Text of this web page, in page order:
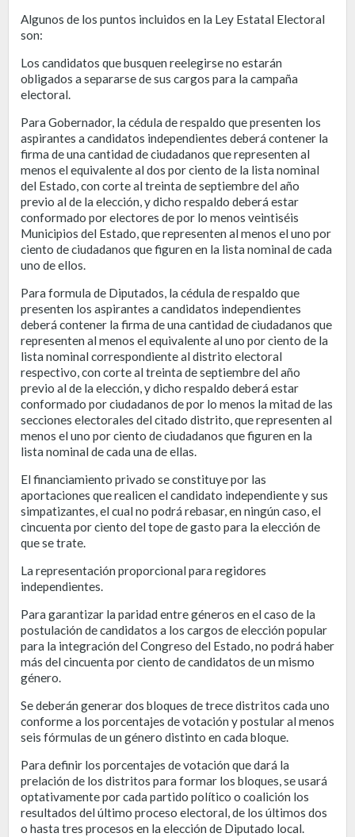
Algunos de los puntos incluidos en la Ley Estatal Electoral
son:
Los candidatos que busquen reelegirse no estarán
obligados a separarse de sus cargos para la campaña
electoral.
Para Gobernador, la cédula de respaldo que presenten los
aspirantes a candidatos independientes deberá contener la
firma de una cantidad de ciudadanos que representen al
menos el equivalente al dos por ciento de la lista nominal
del Estado, con corte al treinta de septiembre del año
previo al de la elección, y dicho respaldo deberá estar
conformado por electores de por lo menos veintiséis
Municipios del Estado, que representen al menos el uno por
ciento de ciudadanos que figuren en la lista nominal de cada
uno de ellos.
Para formula de Diputados, la cédula de respaldo que
presenten los aspirantes a candidatos independientes
deberá contener la firma de una cantidad de ciudadanos que
representen al menos el equivalente al uno por ciento de la
lista nominal correspondiente al distrito electoral
respectivo, con corte al treinta de septiembre del año
previo al de la elección, y dicho respaldo deberá estar
conformado por ciudadanos de por lo menos la mitad de las
secciones electorales del citado distrito, que representen al
menos el uno por ciento de ciudadanos que figuren en la
lista nominal de cada una de ellas.
El financiamiento privado se constituye por las
aportaciones que realicen el candidato independiente y sus
simpatizantes, el cual no podrá rebasar, en ningún caso, el
cincuenta por ciento del tope de gasto para la elección de
que se trate.
La representación proporcional para regidores
independientes.
Para garantizar la paridad entre géneros en el caso de la
postulación de candidatos a los cargos de elección popular
para la integración del Congreso del Estado, no podrá haber
más del cincuenta por ciento de candidatos de un mismo
género.
Se deberán generar dos bloques de trece distritos cada uno
conforme a los porcentajes de votación y postular al menos
seis fórmulas de un género distinto en cada bloque.
Para definir los porcentajes de votación que dará la
prelación de los distritos para formar los bloques, se usará
optativamente por cada partido político o coalición los
resultados del último proceso electoral, de los últimos dos
o hasta tres procesos en la elección de Diputado local.